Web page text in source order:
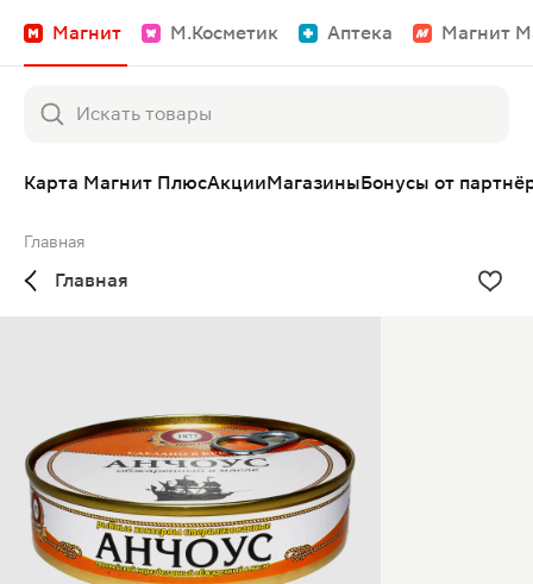
Магнит М.Косметик Аптека Магнит
Карта Магнит ПлюсАкцииМагазиныБонусы от
Главная
Главная